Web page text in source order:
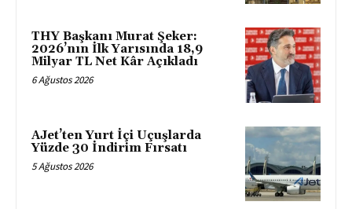
THY Başkanı Murat Şeker:
2026’nın İlk Yarısında 18,9
Milyar TL Net Kâr Açıkladı
6 Ağustos 2026
AJet’ten Yurt İçi Uçuşlarda
Yüzde 30 İndirim Fırsatı
5 Ağustos 2026